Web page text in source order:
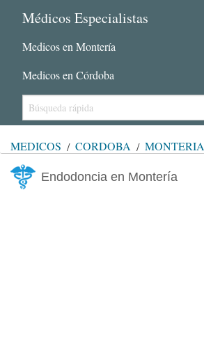
Médicos Especialistas
Medicos en Montería
Medicos en Córdoba
MÉDICOS CÓRDOBA MONTERÍA
Endodoncia en Montería